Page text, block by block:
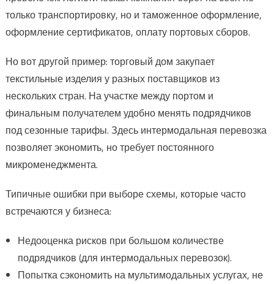
только транспортировку, но и таможенное оформление,
оформление сертификатов, оплату портовых сборов.
Но вот другой пример: торговый дом закупает
текстильные изделия у разных поставщиков из
нескольких стран. На участке между портом и
финальным получателем удобно менять подрядчиков
под сезонные тарифы. Здесь интермодальная перевозка
позволяет экономить, но требует постоянного
микроменеджмента.
Типичные ошибки при выборе схемы, которые часто
встречаются у бизнеса:
Недооценка рисков при большом количестве
подрядчиков (для интермодальных перевозок).
Попытка сэкономить на мультимодальных услугах, не